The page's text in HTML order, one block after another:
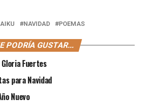
NAVIDAD POEMAS
PODRÍA GUSTAR...
Gloria Fuertes
para Navidad
Nuevo